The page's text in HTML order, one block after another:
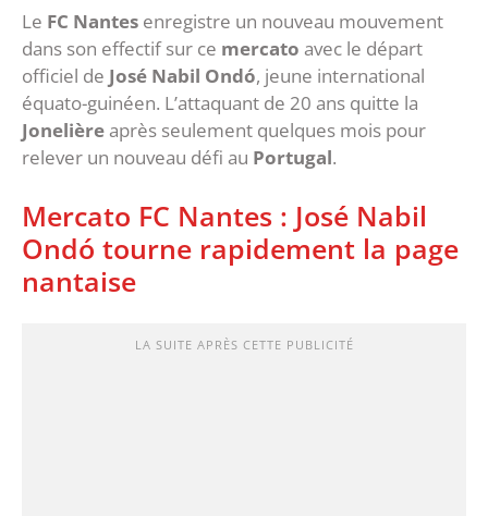
‎‎Le FC Nantes enregistre un nouveau mouvement
dans son effectif sur ce mercato avec le départ
officiel de José Nabil Ondó, jeune international
équato-guinéen. L’attaquant de 20 ans quitte la
Jonelièreaprès seulement quelques mois pour
relever un nouveau défi au Portugal.
‎Mercato FC Nantes : José Nabil
Ondó tourne rapidement la page
nantaise
LA SUITE APRÈS CETTE PUBLICITÉ